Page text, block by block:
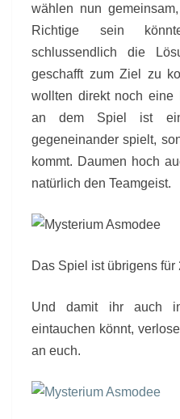
wählen nun
Richtige sein
schlussendlich die
geschafft zum Ziel zu
wollten direkt noch eine
an dem Spiel ist
gegeneinander spielt,
kommt. Daumen hoch
natürlich den Teamgeist.
Das Spiel ist übrigens
Und damit ihr auch
eintauchen könnt,
an euch.